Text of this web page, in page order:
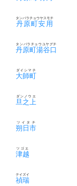
丹原町安用
タンバラチョウヤスモチ
丹原町湯谷口
タンバラチョウユヤグチ
大師町
ダイシマチ
旦之上
ダンノウエ
朔日市
ツイタチ
津越
ツゴエ
禎瑞
テイズイ